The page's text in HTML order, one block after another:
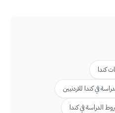
كندا
في كندا للاردنيين
الدراسة في كندا